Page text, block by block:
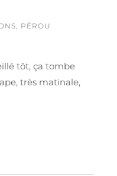
, PÉROU
tôt, ça tombe
très matinale,